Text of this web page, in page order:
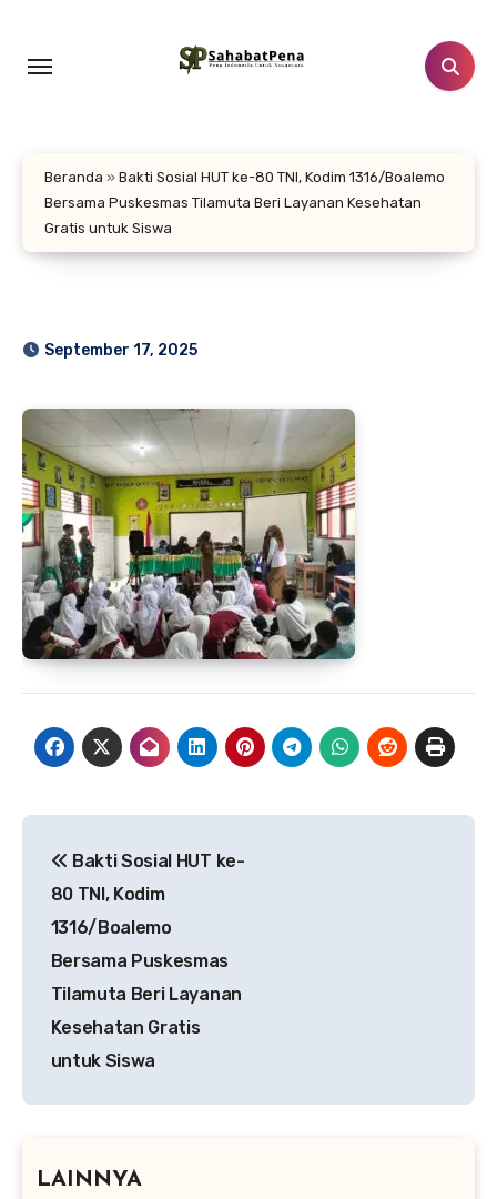
konten
Beranda » Bakti Sosial HUT ke-80 TNI, Kodim 1316/Boalemo
Bersama Puskesmas Tilamuta Beri Layanan Kesehatan
Gratis untuk Siswa
September 17, 2025
pos
Bakti Sosial HUT ke-
80 TNI, Kodim
1316/Boalemo
Bersama Puskesmas
Tilamuta Beri Layanan
Kesehatan Gratis
untuk Siswa
LAINNYA